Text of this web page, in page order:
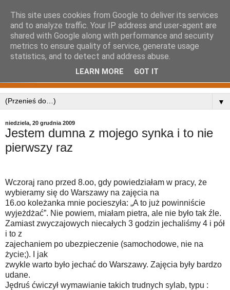
▼
niedziela, 20 grudnia 2009
Jestem dumna z mojego synka i to nie
pierwszy raz
Wczoraj rano przed 8.oo, gdy powiedziałam w pracy, że
wybieramy się do Warszawy na zajęcia na
16.oo koleżanka mnie pocieszyła: „A to już powinniście
wyjeżdżać”. Nie powiem, miałam pietra, ale nie było tak źle.
Zamiast zwyczajowych niecałych 3 godzin jechaliśmy 4 i pół
i to z
zajechaniem po ubezpieczenie (samochodowe, nie na
życie;). I jak
zwykle warto było jechać do Warszawy. Zajęcia były bardzo
udane.
Jędruś ćwiczył wymawianie takich trudnych sylab, typu :
This site uses cookies from Google to deliver its services
and to analyze traffic. Your IP address and user-agent are
shared with Google along with performance and security
metrics to ensure quality of service, generate usage
statistics, and to detect and address abuse.
LEARN MORE GOT IT